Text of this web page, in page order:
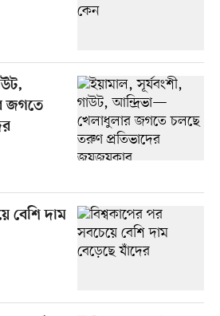
জগতে
বেশি দাম